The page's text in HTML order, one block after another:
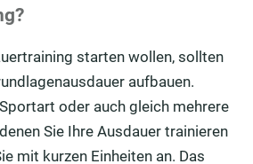
starten wollen, sollten
aufbauen.
oder auch gleich mehrere
Sie Ihre Ausdauer trainieren
mit kurzen Einheiten an. Das